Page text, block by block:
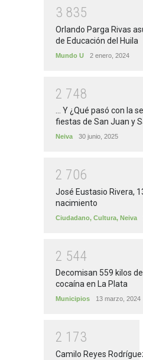
3 835
Orlando Parga Rivas
de Educación del Huila
Mundo U 2 enero, 2024
2 748
... Y ¿Qué pasó con la
fiestas de San Juan y
Neiva 30 junio, 2025
2 706
José Eustasio Rivera,
nacimiento
Ciudadano, Cultura, Neiva
2 544
Decomisan 559 kilos
cocaína en La Plata
Municipios 13 marzo, 2024
2 1 73
Camilo Reyes